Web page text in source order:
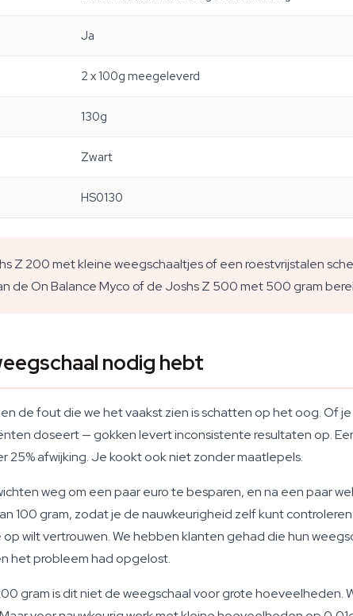
Ja
2 x 100g meegeleverd
130g
Zwart
HS0130
Z 200 met kleine weegschaaltjes of een roestvrijstalen
de On Balance Myco of de Joshs Z 500 met 500 gram
nodig hebt
de fout die we het vaakst zien is schatten op het oog. Of
doseert — gokken levert inconsistente resultaten op.
25% afwijking. Je kookt ook niet zonder maatlepels.
weg om een paar euro te besparen, en na een paar
100 gram, zodat je de nauwkeurigheid zelf kunt
wilt vertrouwen. We hebben klanten gehad die hun
het probleem had opgelost.
gram is dit niet de weegschaal voor grote hoeveelheden.